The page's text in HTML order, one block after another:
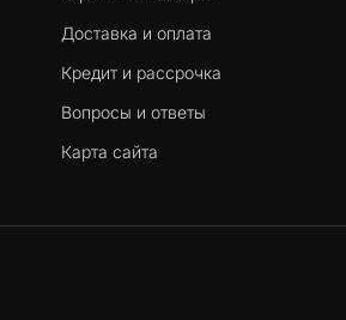
Доставка и оплата
Кредит и рассрочка
Вопросы и ответы
Карта сайта